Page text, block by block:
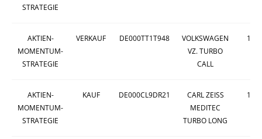
STRATEGIE
AKTIEN-
MOMENTUM-
STRATEGIE
VERKAUF DE000TT1T948
VOLKSWAGEN
VZ. TURBO
CALL
162
AKTIEN-
MOMENTUM-
STRATEGIE
KAUF DE000CL9DR21
CARL ZEISS
MEDITEC
TURBO LONG
197